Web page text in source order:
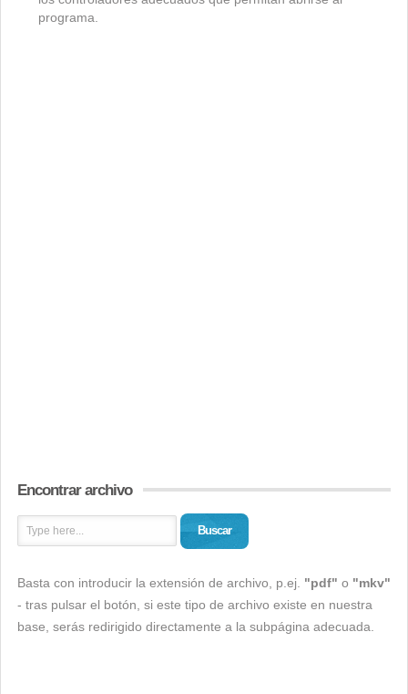
programa.
Encontrar archivo
Buscar
Basta con introducir la extensión de archivo, p.ej. "pdf" o "mkv"
- tras pulsar el botón, si este tipo de archivo existe en nuestra
base, serás redirigido directamente a la subpágina adecuada.